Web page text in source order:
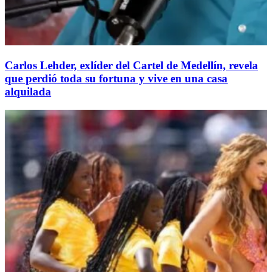
Carlos Lehder, exlíder del Cartel de Medellín, revela
que perdió toda su fortuna y vive en una casa
alquilada